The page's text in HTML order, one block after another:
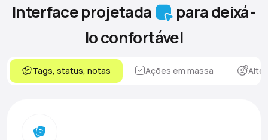
Interface projetada
para deixá-
lo confortável
Tags, status, notas Ações em massa